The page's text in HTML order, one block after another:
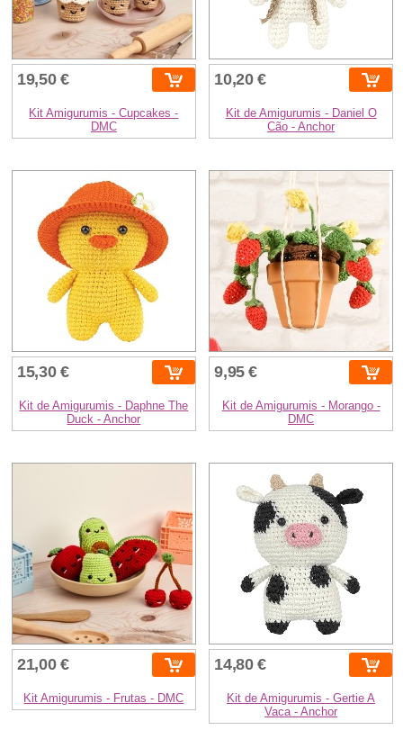
19,50 €
Kit Amigurumis - Cupcakes -
DMC
10,20 €
Kit de Amigurumis - Daniel O
Cão - Anchor
15,30 €
Kit de Amigurumis - Daphne The
Duck - Anchor
9,95 €
Kit de Amigurumis - Morango -
DMC
21,00 €
Kit Amigurumis - Frutas - DMC
14,80 €
Kit de Amigurumis - Gertie A
Vaca - Anchor